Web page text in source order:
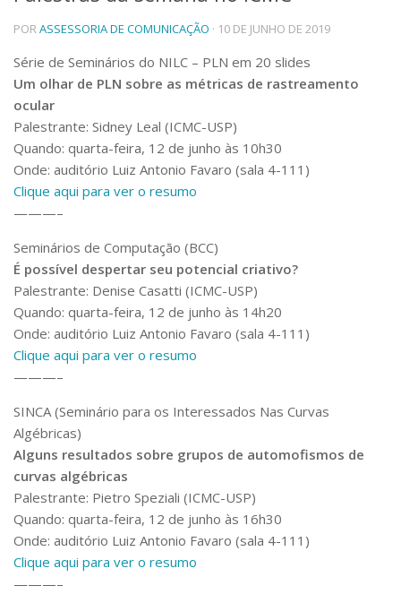
Pessoas
Ensino
Graduação
Pós-Graduação
Educação a distância
Cursos de Extensão
Pesquisa e Inovação
Linhas de Pesquisa
Centros, Núcleos e Projetos em Rede
Iniciação Científica
Transferência de Tecnologia
Empresas Juniores
Extensão à Comunidade
Artes, Cultura e Esportes
Museus e Espaços Interativos
Serviços
Bibliotecas
Apoio ao Estudante
Segurança, Trânsito e Prevenção
RH, Administrativo e Financeiro
Outros serviços
Comunicação
Assessorias e Mídias
Aplicativos e Sites
PORASSESSORIA DE COMUNICAÇÃO · 10 DE JUNHO DE 2019
Série de Seminários do NILC – PLN em 20 slides
Um olhar de PLN sobre as métricas de rastreamento
ocular
Palestrante: Sidney Leal (ICMC-USP)
Quando: quarta-feira, 12 de junho às 10h30
Onde: auditório Luiz Antonio Favaro (sala 4-111)
Clique aqui para ver o resumo
———–
Seminários de Computação (BCC)
É possível despertar seu potencial criativo?
Palestrante: Denise Casatti (ICMC-USP)
Quando: quarta-feira, 12 de junho às 14h20
Onde: auditório Luiz Antonio Favaro (sala 4-111)
Clique aqui para ver o resumo
———–
SINCA (Seminário para os Interessados Nas Curvas
Algébricas)
Alguns resultados sobre grupos de automofismos de
curvas algébricas
Palestrante: Pietro Speziali (ICMC-USP)
Quando: quarta-feira, 12 de junho às 16h30
Onde: auditório Luiz Antonio Favaro (sala 4-111)
Clique aqui para ver o resumo
———–